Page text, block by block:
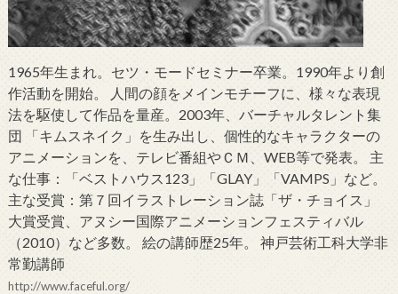
1965年生まれ。セツ・モードセミナー卒業。1990年より創
作活動を開始。 人間の顔をメインモチーフに、様々な表現
法を駆使して作品を量産。2003年、バーチャルタレント集
団 「キムスネイク」を生み出し、個性的なキャラクターの
アニメーションを、テレビ番組やＣＭ、WEB等で発表。 主
な仕事：「ベストハウス123」「GLAY」「VAMPS」など。
主な受賞：第７回イラストレーション誌「ザ・チョイス」
大賞受賞、アヌシー国際アニメーションフェスティバル
（2010）など多数。 絵の講師歴25年。 神戸芸術工科大学非
常勤講師
http://www.faceful.org/